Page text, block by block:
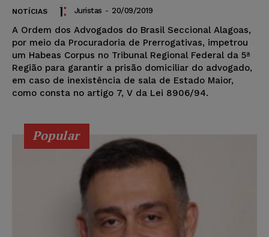
NOTÍCIAS Juristas - 20/09/2019
A Ordem dos Advogados do Brasil Seccional Alagoas,
por meio da Procuradoria de Prerrogativas, impetrou
um Habeas Corpus no Tribunal Regional Federal da 5ª
Região para garantir a prisão domiciliar do advogado,
em caso de inexistência de sala de Estado Maior,
como consta no artigo 7, V da Lei 8906/94.
Popular